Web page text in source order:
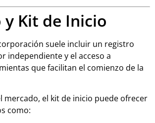
y Kit de Inicio
suele incluir un registro
independiente y el acceso a
que facilitan el comienzo de la
mercado, el kit de inicio puede ofrecer
como: